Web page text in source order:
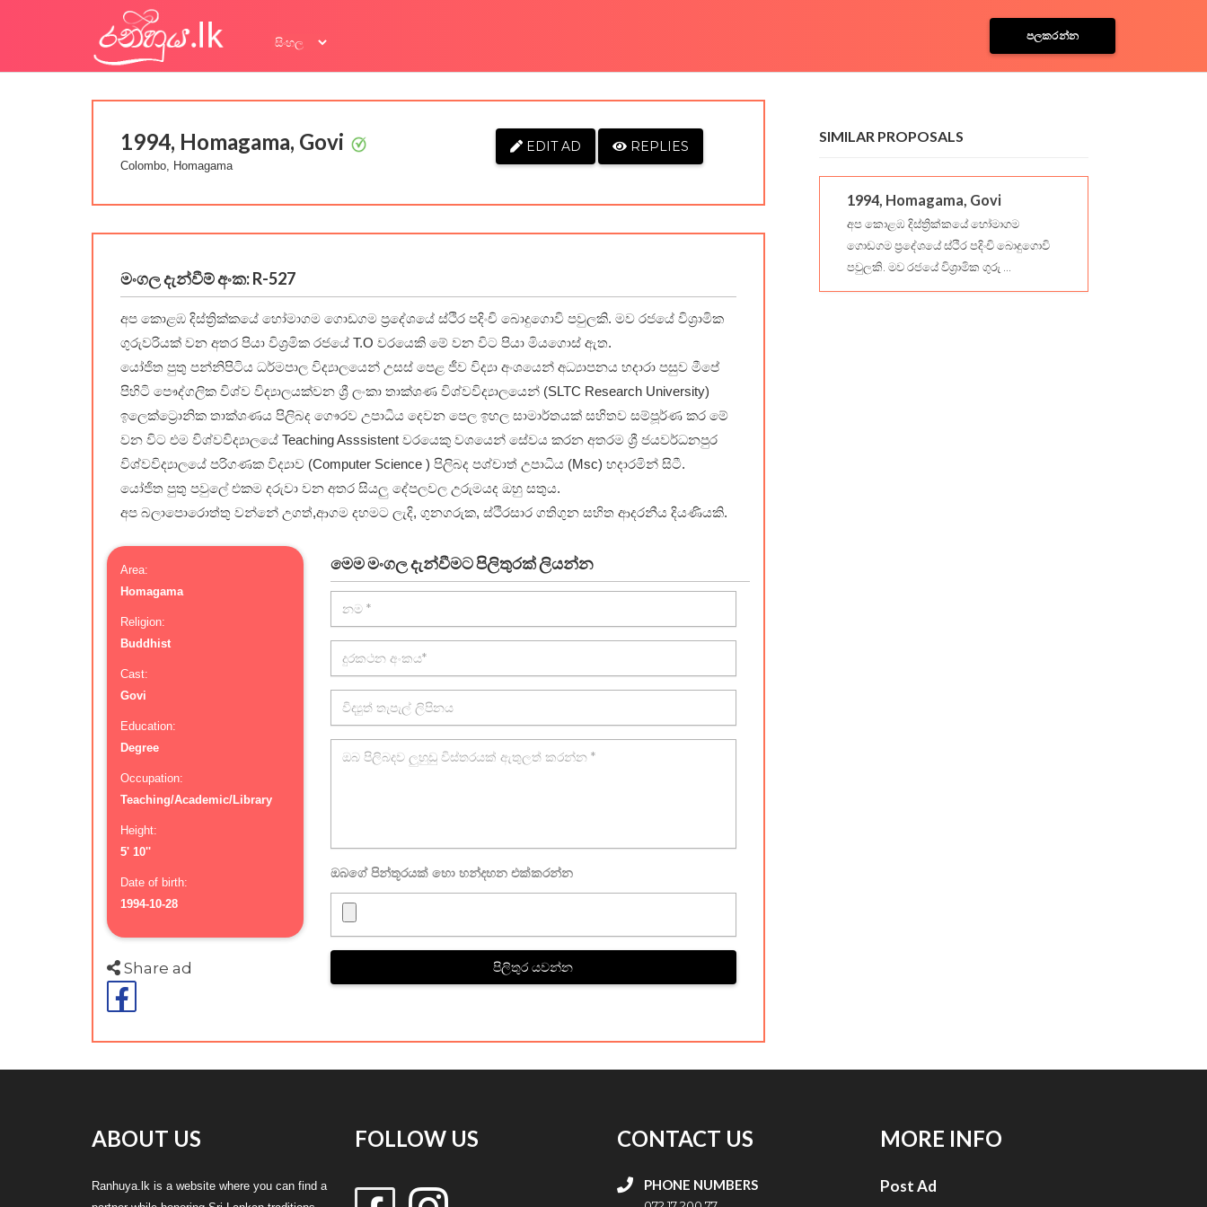
පලකරන්න
1994, Homagama, Govi
Colombo, Homagama
EDIT AD REPLIES
මංගල දැන්වීම් අංක: R-527
අප කොළඹ දිස්ත්‍රික්කයේ හෝමාගම ගොඩගම ප්‍රදේශයේ ස්ථිර පදිංචි බොදුගොවි පවුලකි. මව රජයේ විශ්‍රාමික
ගුරුවරියක් වන අතර පියා විශ්‍රමික රජයේ T.O වරයෙකි මේ වන විට පියා මියගොස් ඇත.
යෝජිත පුතු පන්නිපිටිය ධර්මපාල විද්‍යාලයෙන් උසස් පෙළ ජීව විද්‍යා අංශයෙන් අධ්‍යාපනය හදාරා පසුව මීපේ
පිහිටි පෞද්ගලික විශ්ව විද්‍යාලයක්වන ශ්‍රී ලංකා තාක්ශණ විශ්වවිද්‍යාලයෙන් (SLTC Research University)
ඉලෙක්ට්‍රොනික තාක්ශණය පිලිබද ගෞරව උපාධිය දෙවන පෙල ඉහල සාමාර්තයක් සහිතව සම්පූර්ණ කර මේ
වන විට එම විශ්වවිද්‍යාලයේ Teaching Asssistent වරයෙකු වශයෙන් සේවය කරන අතරම ශ්‍රී ජයවර්ධනපුර
විශ්වවිද්‍යාලයේ පරිගණක විද්‍යාව (Computer Science ) පිලිබද පශ්චාත් උපාධිය (Msc) හදාරමින් සිටී.
යෝජිත පුතු පවුලේ එකම දරුවා වන අතර සියලු දේපලවල උරුමයද ඔහු සතුය.
අප බලාපොරොත්තු වන්නේ උගත්,ආගම දහමට ලැදි, ගුනගරුක, ස්ථිරසාර ගතිගුන සහිත ආදරනීය දියණියකි.
Area:
Homagama
Religion:
Buddhist
Cast:
Govi
Education:
Degree
Occupation:
Teaching/Academic/Library
Height:
5' 10''
Date of birth:
1994-10-28
Share ad
මෙම මංගල දැන්වීමට පිලිතුරක් ලියන්න
ඔබගේ පින්තූරයක් හො හන්දහන එක්කරන්න
පිලිතුර යවන්න
SIMILAR PROPOSALS
1994, Homagama, Govi
අප කොළඹ දිස්ත්‍රික්කයේ හෝමාගම
ගොඩගම ප්‍රදේශයේ ස්ථිර පදිංචි බොදුගොවි
පවුලකි. මව රජයේ විශ්‍රාමික ගුරු ...
ABOUT US
Ranhuya.lk is a website where you can find a
FOLLOW US CONTACT US
PHONE NUMBERS
MORE INFO
Post Ad